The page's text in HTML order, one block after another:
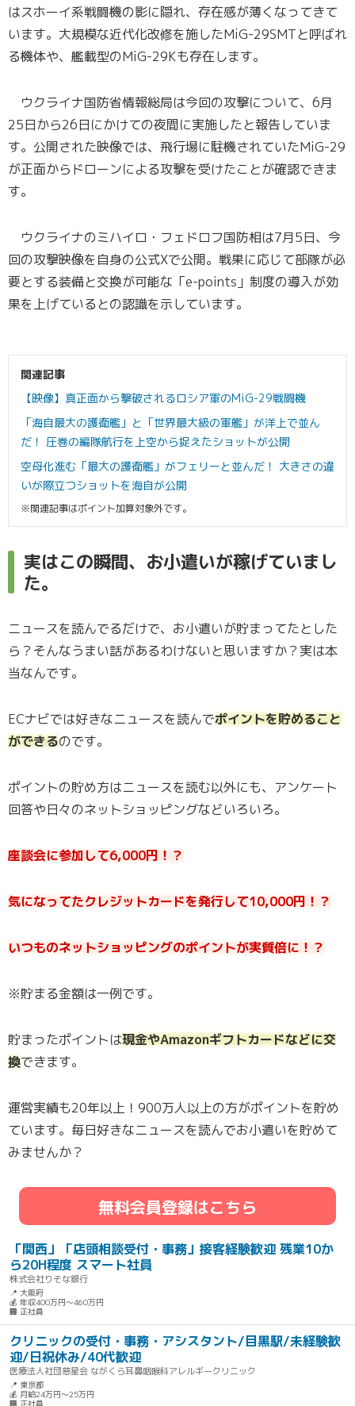
はスホーイ系戦闘機の影に隠れ、存在感が薄くなってきて
います。大規模な近代化改修を施したMiG-29SMTと呼ばれ
る機体や、艦載型のMiG-29Kも存在します。
ウクライナ国防省情報総局は今回の攻撃について、6月
25日から26日にかけての夜間に実施したと報告していま
す。公開された映像では、飛行場に駐機されていたMiG-29
が正面からドローンによる攻撃を受けたことが確認できま
す。
ウクライナのミハイロ・フェドロフ国防相は7月5日、今
回の攻撃映像を自身の公式Xで公開。戦果に応じて部隊が必
要とする装備と交換が可能な「e-points」制度の導入が効
果を上げているとの認識を示しています。
関連記事
【映像】真正面から撃破されるロシア軍のMiG-29戦闘機
「海自最大の護衛艦」と「世界最大級の軍艦」が洋上で並ん
だ！ 圧巻の編隊航行を上空から捉えたショットが公開
空母化進む「最大の護衛艦」がフェリーと並んだ！ 大きさの違
いが際立つショットを海自が公開
※関連記事はポイント加算対象外です。
実はこの瞬間、お小遣いが稼げていまし
た。
ニュースを読んでるだけで、お小遣いが貯まってたとした
ら？そんなうまい話があるわけないと思いますか？実は本
当なんです。
ECナビでは好きなニュースを読んでポイントを貯めること
ができるのです。
ポイントの貯め方はニュースを読む以外にも、アンケート
回答や日々のネットショッピングなどいろいろ。
座談会に参加して6,000円！？
気になってたクレジットカードを発行して10,000円！？
いつものネットショッピングのポイントが実質倍に！？
※貯まる金額は一例です。
貯まったポイントは現金やAmazonギフトカードなどに交
換できます。
運営実績も20年以上！900万人以上の方がポイントを貯め
ています。毎日好きなニュースを読んでお小遣いを貯めて
みませんか？
無料会員登録はこちら
「関西」「店頭相談受付・事務」接客経験歓迎 残業10か
ら20H程度 スマート社員
株式会社りそな銀行
📍 大阪府
💰 年収400万円～460万円
🏢 正社員
クリニックの受付・事務・アシスタント/目黒駅/未経験歓
迎/日祝休み/40代歓迎
医療法人社団慈星会 ながくら耳鼻咽喉科アレルギークリニック
📍 東京都
💰 月給24万円～25万円